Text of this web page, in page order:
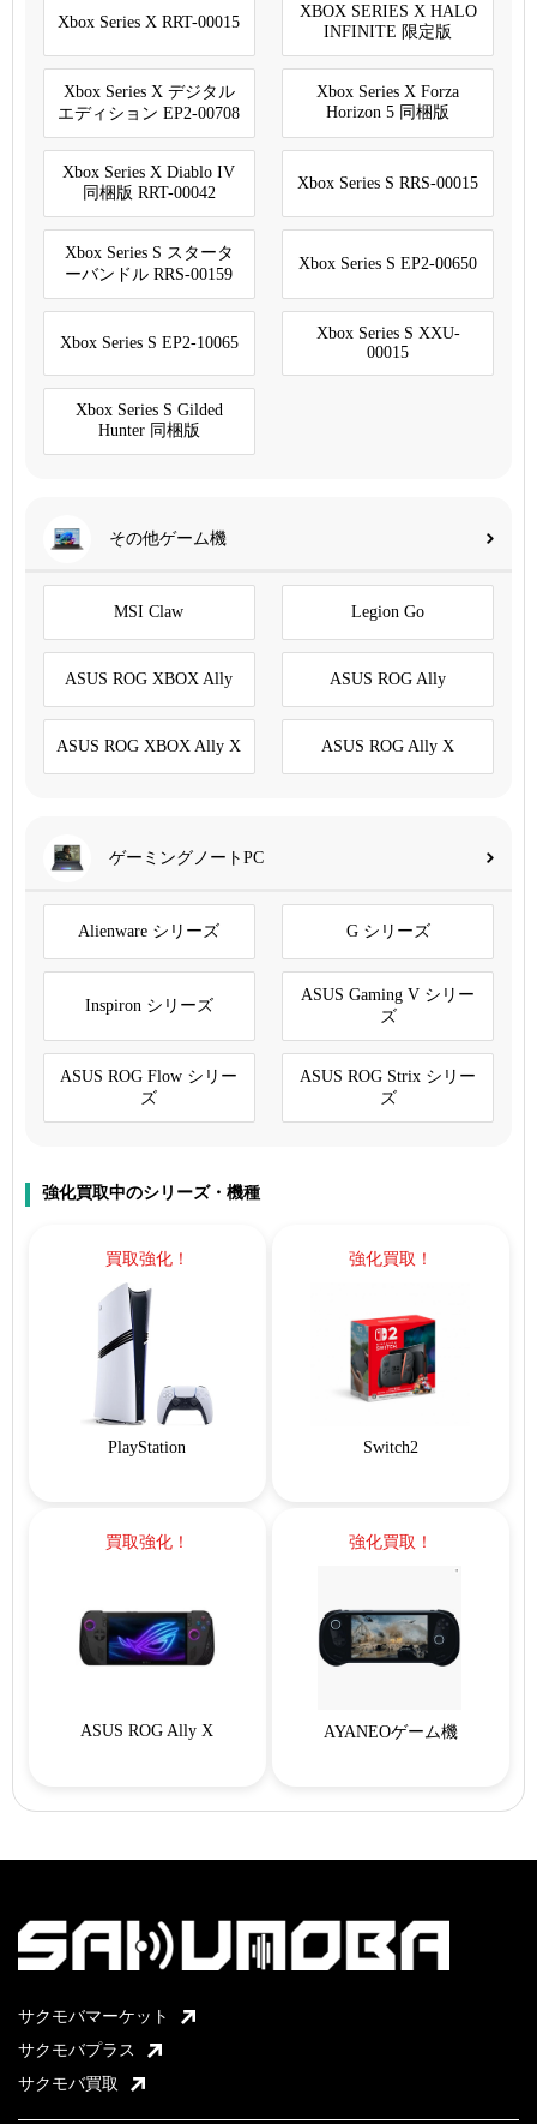
Xbox Series X RRT-00015
XBOX SERIES X HALO
INFINITE 限定版
Xbox Series X デジタル
エディション EP2-00708
Xbox Series X Forza
Horizon 5 同梱版
Xbox Series X Diablo IV
同梱版 RRT-00042
Xbox Series S RRS-00015
Xbox Series S スタータ
ーバンドル RRS-00159
Xbox Series S EP2-00650
Xbox Series S EP2-10065
Xbox Series S XXU-
00015
Xbox Series S Gilded
Hunter 同梱版
その他ゲーム機
MSI Claw Legion Go
ASUS ROG XBOX Ally ASUS ROG Ally
ASUS ROG XBOX Ally X ASUS ROG Ally X
ゲーミングノートPC
Alienware シリーズ G シリーズ
Inspiron シリーズ
ASUS Gaming V シリー
ズ
ASUS ROG Flow シリー
ズ
ASUS ROG Strix シリー
ズ
強化買取中のシリーズ・機種
買取強化！
PlayStation
強化買取！
Switch2
買取強化！
ASUS ROG Ally X
強化買取！
AYANEOゲーム機
サクモバマーケット
サクモバプラス
サクモバ買取